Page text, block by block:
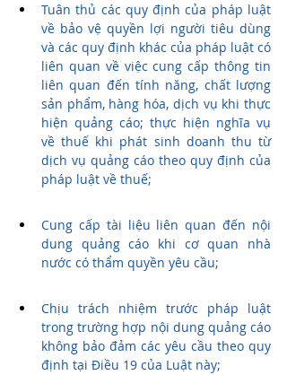
Tuân thủ các quy định của pháp luật
về bảo vệ quyền lợi người tiêu dùng
và các quy định khác của pháp luật có
liên quan về việc cung cấp thông tin
liên quan đến tính năng, chất lượng
sản phẩm, hàng hóa, dịch vụ khi thực
hiện quảng cáo; thực hiện nghĩa vụ
về thuế khi phát sinh doanh thu từ
dịch vụ quảng cáo theo quy định của
pháp luật về thuế;
Cung cấp tài liệu liên quan đến nội
dung quảng cáo khi cơ quan nhà
nước có thẩm quyền yêu cầu;
Chịu trách nhiệm trước pháp luật
trong trường hợp nội dung quảng cáo
không bảo đảm các yêu cầu theo quy
định tại Điều 19 của Luật này;